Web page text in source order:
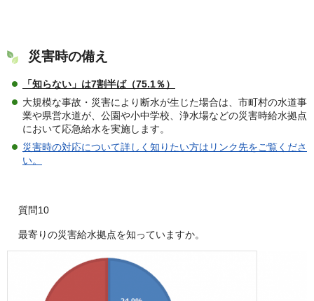
災害時の備え
「知らない」は7割半ば（75.1％）
大規模な事故・災害により断水が生じた場合は、市町村の水道事
業や県営水道が、公園や小中学校、浄水場などの災害時給水拠点
において応急給水を実施します。
災害時の対応について詳しく知りたい方はリンク先をご覧くださ
い。
質問10
最寄りの災害給水拠点を知っていますか。